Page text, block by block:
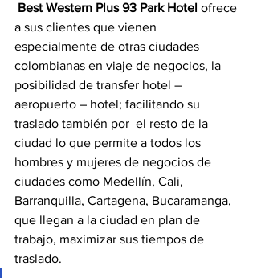
Best Western Plus 93 Park Hotel ofrece
a sus clientes que vienen
especialmente de otras ciudades
colombianas en viaje de negocios, la
posibilidad de transfer hotel –
aeropuerto – hotel; facilitando su
traslado también por  el resto de la
ciudad lo que permite a todos los
hombres y mujeres de negocios de
ciudades como Medellín, Cali,
Barranquilla, Cartagena, Bucaramanga,
que llegan a la ciudad en plan de
trabajo, maximizar sus tiempos de
traslado.